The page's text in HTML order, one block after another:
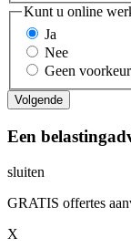
Kunt u online
Ja
Nee
Geen voorkeur
Een
sluiten
GRATIS offertes
X